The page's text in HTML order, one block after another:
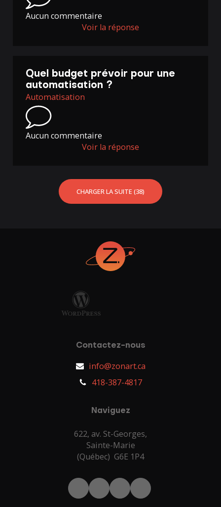
Aucun commentaire
Voir la réponse
Quel budget prévoir pour une
automatisation ?
Automatisation
Aucun commentaire
Voir la réponse
CHARGER LA SUITE (38)
Contactez-nous
info@zonart.ca
418-387-4817
Naviguez
622, av. St-Georges,
Sainte-Marie
(Québec) G6E 1P4